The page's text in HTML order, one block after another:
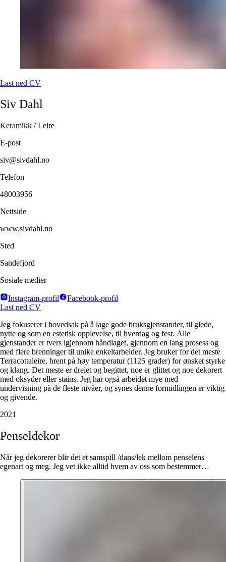
Last ned CV
Siv Dahl
Keramikk / Leire
E-post
siv@sivdahl.no
Telefon
48003956
Nettside
www.sivdahl.no
Sted
Sandefjord
Sosiale medier
Instagram-profil
Facebook-profil
Last ned CV
Jeg fokuserer i hovedsak på å lage gode bruksgjenstander, til glede,
nytte og som en estetisk opplevelse, til hverdag og fest. Alle
gjenstander er tvers igjennom håndlaget, gjennom en lang prosess og
med flere brenninger til unike enkeltarbeider. Jeg bruker for det meste
Terracottaleire, brent på høy temperatur (1125 grader) for ønsket styrke
og klang. Det meste er dreiet og begittet, noe er glittet og noe dekorert
med oksyder eller stains. Jeg har også arbeidet mye med
undervisning på de fleste nivåer, og synes denne formidlingen er viktig
og givende.
2021
Penseldekor
Når jeg dekorerer blir det et samspill /dans/lek mellom penselens
egenart og meg. Jeg vet ikke alltid hvem av oss som bestemmer…